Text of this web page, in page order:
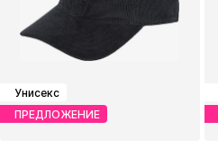
Унисекс
ПРЕДЛОЖЕНИЕ